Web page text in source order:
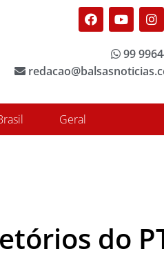
Facebook
Youtube
99
Geral
do